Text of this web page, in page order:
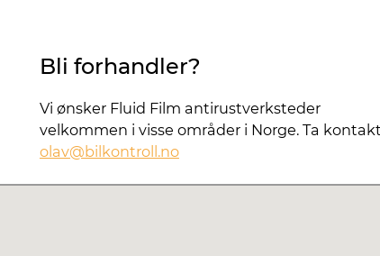
Bli forhandler?
Vi ønsker Fluid Film antirustverksteder
velkommen i visse områder i Norge. Ta
olav@bilkontroll.no